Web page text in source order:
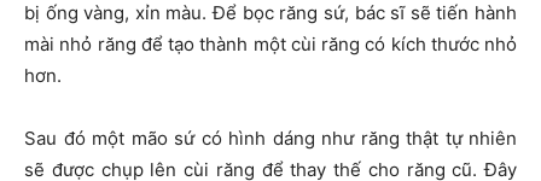
bị ống vàng, xỉn màu. Để bọc răng sứ, bác sĩ sẽ tiến hành
mài nhỏ răng để tạo thành một cùi răng có kích thước nhỏ
hơn.
Sau đó một mão sứ có hình dáng như răng thật tự nhiên
sẽ được chụp lên cùi răng để thay thế cho răng cũ. Đây